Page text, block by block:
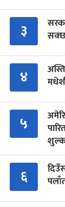
३
४
५
६